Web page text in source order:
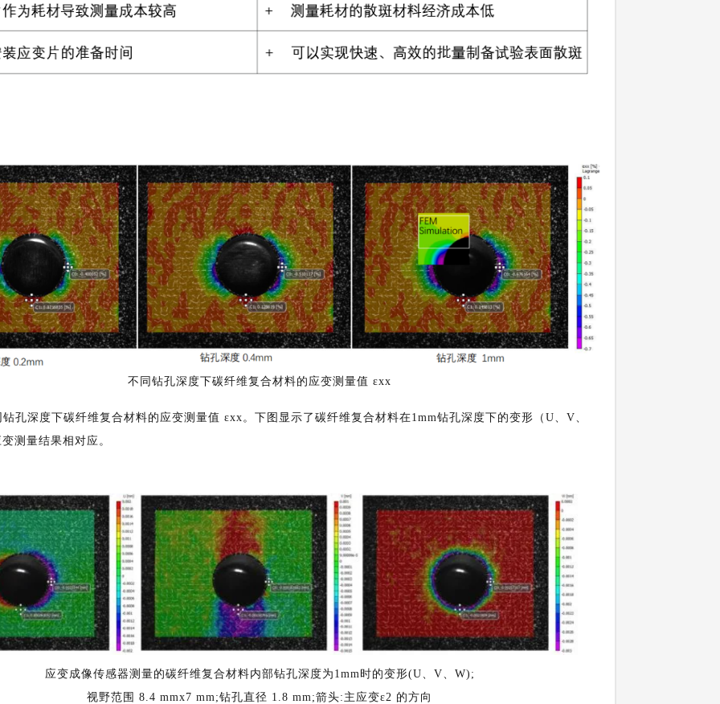
不同钻孔深度下碳纤维复合材料的应变测量值 εxx
孔深度下碳纤维复合材料的应变测量值 εxx。下图显示了碳纤维复合材料在1mm钻孔深度下的变形（U、V、
测量结果相对应。
应变成像传感器测量的碳纤维复合材料内部钻孔深度为1mm时的变形(U、V、W);
视野范围 8.4 mmx7 mm;钻孔直径 1.8 mm;箭头:主应变ε2 的方向